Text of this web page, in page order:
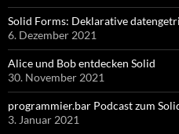
Solid Forms: Deklarative
6. Dezember 2021
Alice und Bob entdecken Solid
30. November 2021
programmier.bar Podcast zum
3. Januar 2021